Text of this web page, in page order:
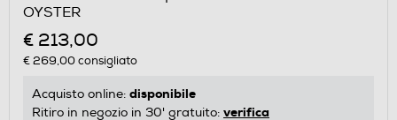
OYSTER
€ 213,00
€ 269,00consigliato
Acquisto online: disponibile
Ritiro in negozio in 30' gratuito: verifica